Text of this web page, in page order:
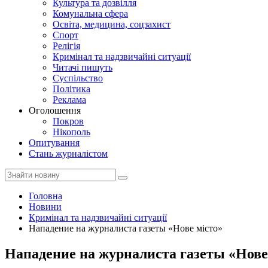
Культура та дозвілля
Комунальна сфера
Освіта, медицина, соцзахист
Спорт
Релігія
Кримінал та надзвичайні ситуації
Читачі пишуть
Суспільство
Політика
Реклама
Оголошення
Покров
Нікополь
Опитування
Стань журналістом
Головна
Новини
Кримінал та надзвичайні ситуації
Нападение на журналиста газеты «Нове місто»
Нападение на журналиста газеты «Нове